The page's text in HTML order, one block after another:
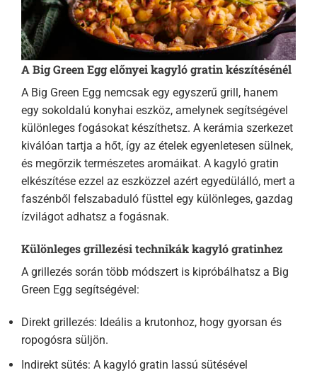
A Big Green Egg előnyei kagyló gratin készítésénél
A Big Green Egg nemcsak egy egyszerű grill, hanem
egy sokoldalú konyhai eszköz, amelynek segítségével
különleges fogásokat készíthetsz. A kerámia szerkezet
kiválóan tartja a hőt, így az ételek egyenletesen sülnek,
és megőrzik természetes aromáikat. A kagyló gratin
elkészítése ezzel az eszközzel azért egyedülálló, mert a
faszénből felszabaduló füsttel egy különleges, gazdag
ízvilágot adhatsz a fogásnak.
Különleges grillezési technikák kagyló gratinhez
A grillezés során több módszert is kipróbálhatsz a Big
Green Egg segítségével:
Direkt grillezés: Ideális a krutonhoz, hogy gyorsan és
ropogósra süljön.
Indirekt sütés: A kagyló gratin lassú sütésével